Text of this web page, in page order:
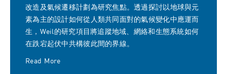
改造及氣候遷移計劃為研究焦點。透過探討以地球與元
素為主的設計如何從人類共同面對的氣候變化中應運而
生，Weil的研究項目將追蹤地域、網絡和生態系統如何
在跌宕起伏中共構彼此間的界線。
Read More